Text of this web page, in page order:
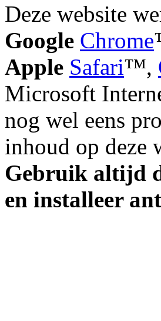
Deze website
Google Chrome
Apple Safari™,
Microsoft
nog wel eens
inhoud op deze
Gebruik altijd
en installeer